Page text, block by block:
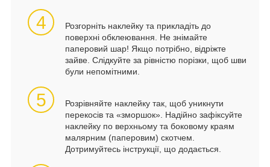
4
Розгорніть наклейку та прикладіть до
поверхні обклеювання. Не знімайте
паперовий шар! Якщо потрібно, відріжте
зайве. Слідкуйте за рівністю порізки, щоб шви
були непомітними.
5
Розрівняйте наклейку так, щоб уникнути
перекосів та «зморшок». Надійно зафіксуйте
наклейку по верхньому та боковому краям
малярним (паперовим) скотчем.
Дотримуйтесь інструкції, що додається.